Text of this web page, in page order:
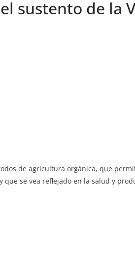
sustento de la
de agricultura orgánica, que
se vea reflejado en la salud y